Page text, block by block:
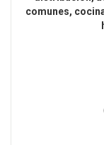
comunes,